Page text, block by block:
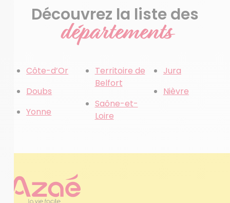
Découvrez la liste des
départements
Côte-d’Or
Doubs
Yonne
Territoire de
Belfort
Saône-et-
Loire
Jura
Nièvre